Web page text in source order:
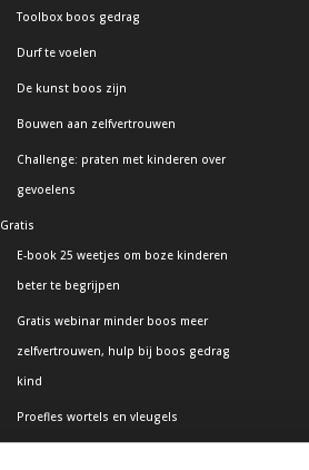
Toolbox boos gedrag
Durf te voelen
De kunst boos zijn
Bouwen aan zelfvertrouwen
Challenge: praten met kinderen over
gevoelens
Gratis
E-book 25 weetjes om boze kinderen
beter te begrijpen
Gratis webinar minder boos meer
zelfvertrouwen, hulp bij boos gedrag
kind
Proefles wortels en vleugels